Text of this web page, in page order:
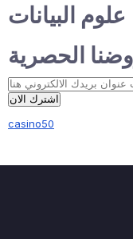
علوم البيانات
الحصرية
اشترك الان
casino50